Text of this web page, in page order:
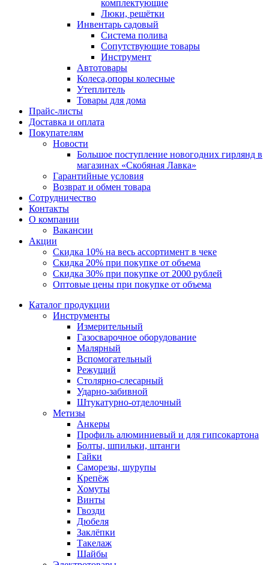
комплектующие
Люки, решётки
Инвентарь садовый
Система полива
Сопутствующие товары
Инструмент
Автотовары
Колеса,опоры колесные
Утеплитель
Товары для дома
Прайс-листы
Доставка и оплата
Покупателям
Новости
Большое поступление новогодних гирлянд в
магазинах «Скобяная Лавка»
Гарантийные условия
Возврат и обмен товара
Сотрудничество
Контакты
О компании
Вакансии
Акции
Скидка 10% на весь ассортимент в чеке
Скидка 20% при покупке от объема
Скидка 30% при покупке от 2000 рублей
Оптовые цены при покупке от объема
Каталог продукции
Инструменты
Измерительный
Газосварочное оборудование
Малярный
Вспомогательный
Режущий
Столярно-слесарный
Ударно-забивной
Штукатурно-отделочный
Метизы
Анкеры
Профиль алюминиевый и для гипсокартона
Болты, шпильки, штанги
Гайки
Саморезы, шурупы
Крепёж
Хомуты
Винты
Гвозди
Дюбеля
Заклёпки
Такелаж
Шайбы